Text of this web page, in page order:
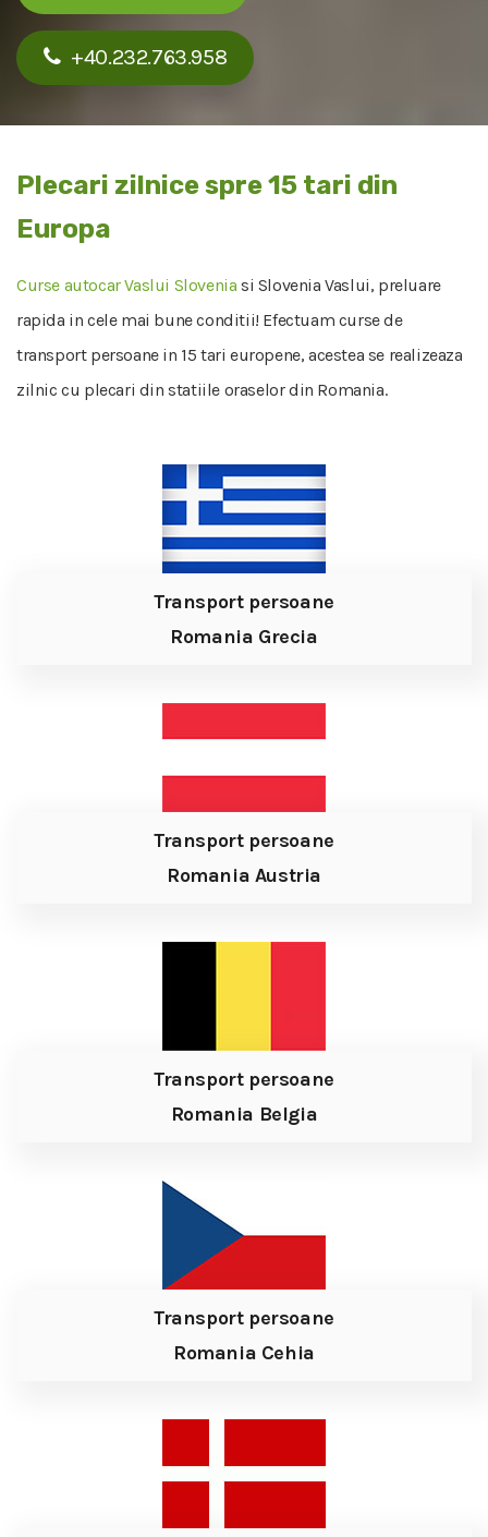
+40.232.763.958
Plecari zilnice spre 15 tari din
Europa
Curse autocar Vaslui Slovenia si Slovenia Vaslui, preluare
rapida in cele mai bune conditii! Efectuam curse de
transport persoane in 15 tari europene, acestea se realizeaza
zilnic cu plecari din statiile oraselor din Romania.
Transport persoane
Romania Grecia
Transport persoane
Romania Austria
Transport persoane
Romania Belgia
Transport persoane
Romania Cehia